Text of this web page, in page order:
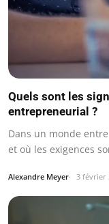
Quels sont les
entrepreneurial ?
Dans un monde
et où les exigences
Alexandre Meyer 3 février